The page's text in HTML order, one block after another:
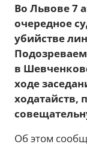
Во Львове 7
очередное
убийстве
в
ходе
ходатайств,
Об этом